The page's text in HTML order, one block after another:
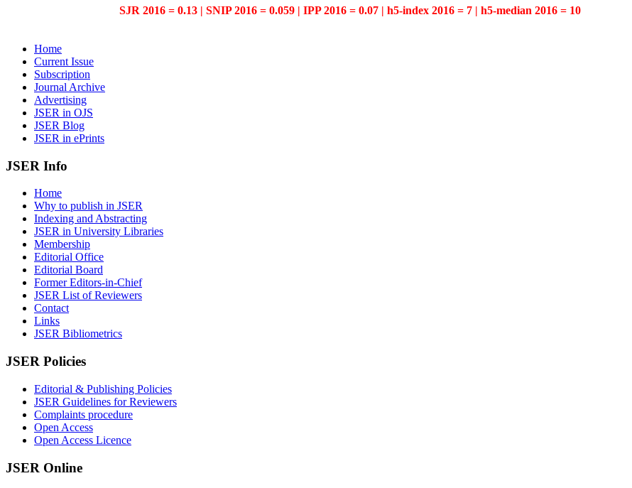
SJR 2016 = 0.13 | SNIP 2016 = 0.059 | IPP 2016 = 0.07 | h5-index 2016 = 7 | h5-median 2016 = 10
Home
Current Issue
Subscription
Journal Archive
Advertising
JSER in OJS
JSER Blog
JSER in ePrints
JSER Info
Home
Why to publish in JSER
Indexing and Abstracting
JSER in University Libraries
Membership
Editorial Office
Editorial Board
Former Editors-in-Chief
JSER List of Reviewers
Contact
Links
JSER Bibliometrics
JSER Policies
Editorial & Publishing Policies
JSER Guidelines for Reviewers
Complaints procedure
Open Access
Open Access Licence
JSER Online